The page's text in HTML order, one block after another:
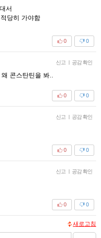
서
당히 가야함
0
0
신고 | 공감 확인
콘스탄틴을 봐..
0
0
신고 | 공감 확인
0
0
신고 | 공감 확인
0
0
새로고침